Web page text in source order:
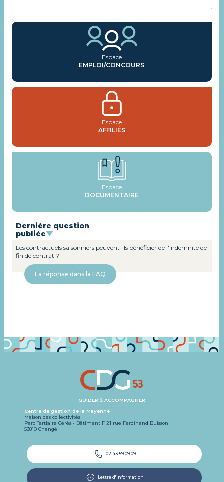
Espace
EMPLOI/CONCOURS
Espace
AFFILIÉS
Espace
DOCUMENTAIRE
Dernière question
publiée
Les contractuels saisonniers peuvent-ils bénéficier de l'indemnité de
fin de contrat ?
La réponse dans la FAQ
GUIDER & ACCOMPAGNER
Centre de gestion de la Mayenne
Maison des collectivités
Parc Tertiaire Cérès - Bâtiment F 21 rue Ferdinand Buisson
53810 Changé
02 43 59 09 09
Lettre d'information